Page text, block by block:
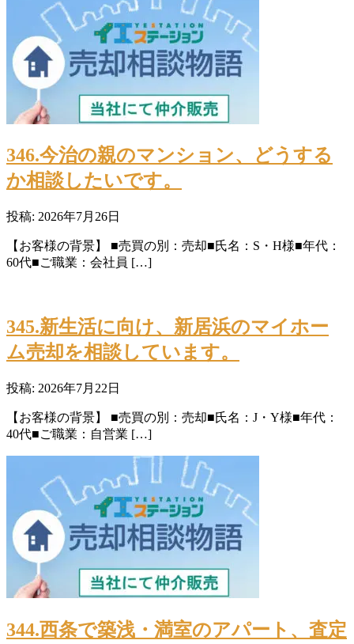
346.今治の親のマンション、どうする
か相談したいです。
投稿: 2026年7月26日
【お客様の背景】 ■売買の別：売却■氏名：S・H様■年代：
60代■ご職業：会社員 […]
345.新生活に向け、新居浜のマイホー
ム売却を相談しています。
投稿: 2026年7月22日
【お客様の背景】 ■売買の別：売却■氏名：J・Y様■年代：
40代■ご職業：自営業 […]
344.西条で築浅・満室のアパート、査定